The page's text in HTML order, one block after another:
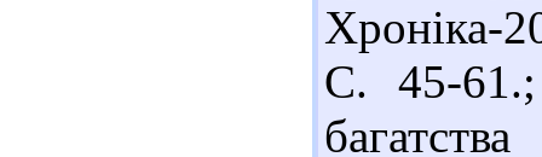
Хроніка-
С. 45-